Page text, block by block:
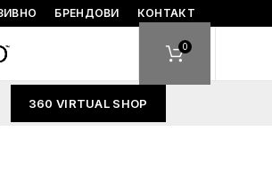
БРЕНДОВИ КОНТАКТ
0
360 VIRTUAL SHOP